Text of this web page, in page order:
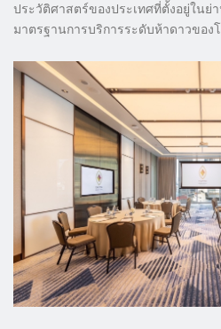
ประวัติศาสตร์ของประเทศที่ตั้งอยู่ในย่
มาตรฐานการบริการระดับห้าดาวของ